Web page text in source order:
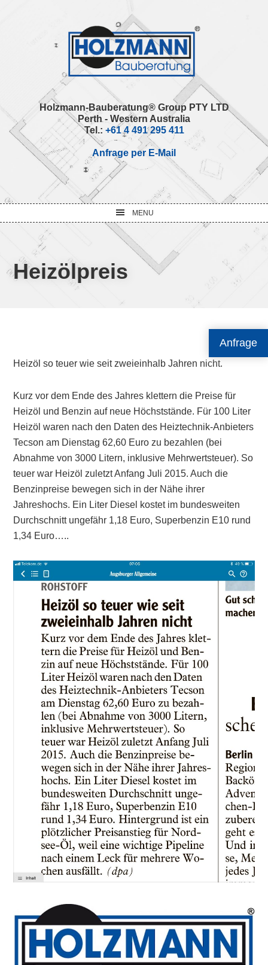
Anfrage
Holzmann-Bauberatung® Group PTY LTD
Perth - Western Australia
Tel.: +61 4 491 295 411
Anfrage per E-Mail
MENU
Heizölpreis
Heizöl so teuer wie seit zweieinhalb Jahren nicht.
Kurz vor dem Ende des Jahres klettern die Preise für
Heizöl und Benzin auf neue Höchststände. Für 100 Liter
Heizöl waren nach den Daten des Heiztechnik-Anbieters
Tecson am Dienstag 62,60 Euro zu bezahlen (bei
Abnahme von 3000 Litern, inklusive Mehrwertsteuer). So
teuer war Heizöl zuletzt Anfang Juli 2015. Auch die
Benzinpreise bewegen sich in der Nähe ihrer
Jahreshochs. Ein Liter Diesel kostet im bundesweiten
Durchschnitt ungefähr 1,18 Euro, Superbenzin E10 rund
1,34 Euro…..
Primary
Sidebar